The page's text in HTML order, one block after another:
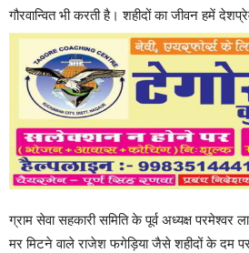
गौरवान्वित भी करती है। शहीदों का जीवन हमें
ग्राम सेवा सहकारी समिति के पूर्व अध्यक्ष परमेश्वर
मर मिटने वाले राजेश फगेड़िया जैसे शहीदों के दम